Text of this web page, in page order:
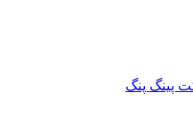
پینگ پنگ